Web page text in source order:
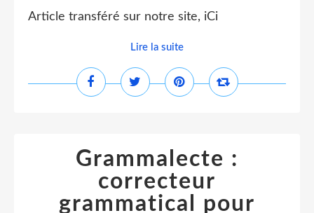
Article transféré sur notre site, iCi
Lire la suite
Grammalecte :
correcteur
grammatical pour